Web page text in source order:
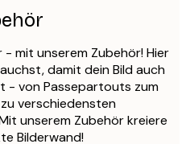
mit unserem Zubehör! Hier
damit dein Bild auch
- von Passepartouts zum
verschiedensten
unserem Zubehör kreiere
Bilderwand!